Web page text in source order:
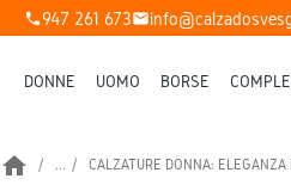
phone947 261 673mail
DONNE UOMO BORSE
home ... CALZATURE DONNA: